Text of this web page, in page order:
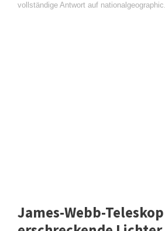
vollständige Antwort auf
James-Webb-